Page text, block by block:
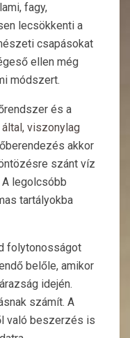
fagy,
lecsökkenti a
csapásokat
ellen még
módszert.
és a
viszonylag
akkor
szánt víz
legolcsóbb
tartályokba
folytonosságot
belőle, amikor
idején.
számít. A
való beszerzés is